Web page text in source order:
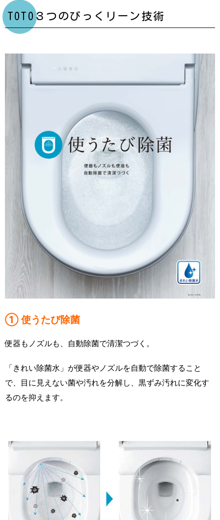
TOTO３つのびっくリーン技術
① 使うたび除菌
便器もノズルも、自動除菌で清潔つづく。
「きれい除菌水」が便器やノズルを自動で除菌すること
で、目に見えない菌や汚れを分解し、黒ずみ汚れに変化す
るのを抑えます。